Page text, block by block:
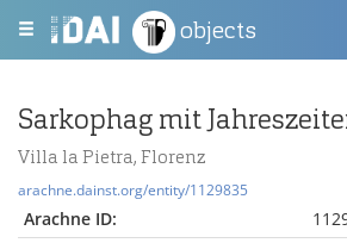
objects
Sarkophag mit
Villa la Pietra, Florenz
arachne.dainst.org/entity/1129835
Arachne ID: